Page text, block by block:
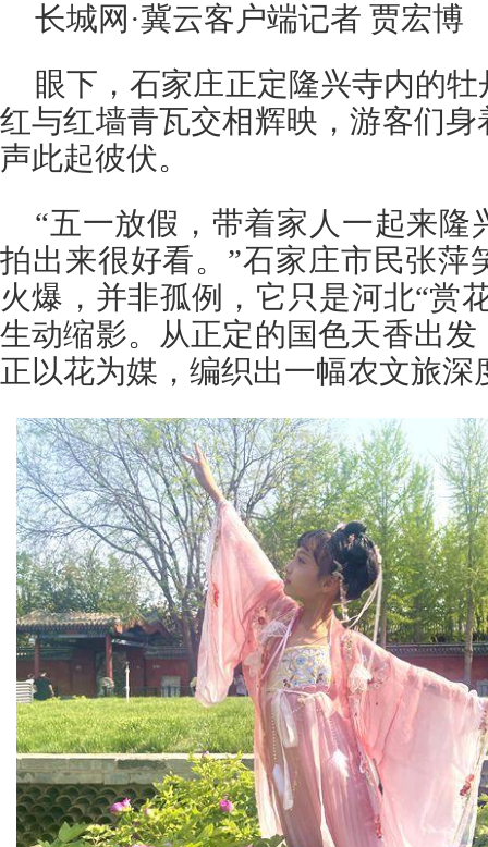
长城网·冀云客户端记者 贾宏博
眼下，石家庄正定隆兴寺内的
红与红墙青瓦交相辉映，游客们
声此起彼伏。
“五一放假，带着家人一起来隆
拍出来很好看。”石家庄市民张萍
火爆，并非孤例，它只是河北“赏
生动缩影。从正定的国色天香出
正以花为媒，编织出一幅农文旅深